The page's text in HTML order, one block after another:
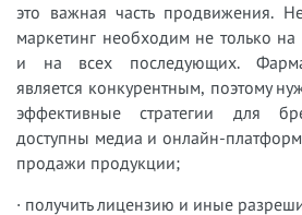
это важная часть продвижения.
маркетинг необходим не только
и на всех последующих.
является конкурентным, поэтому
эффективные стратегии для
доступны медиа и онлайн-
продажи продукции;
· получить лицензию и иные